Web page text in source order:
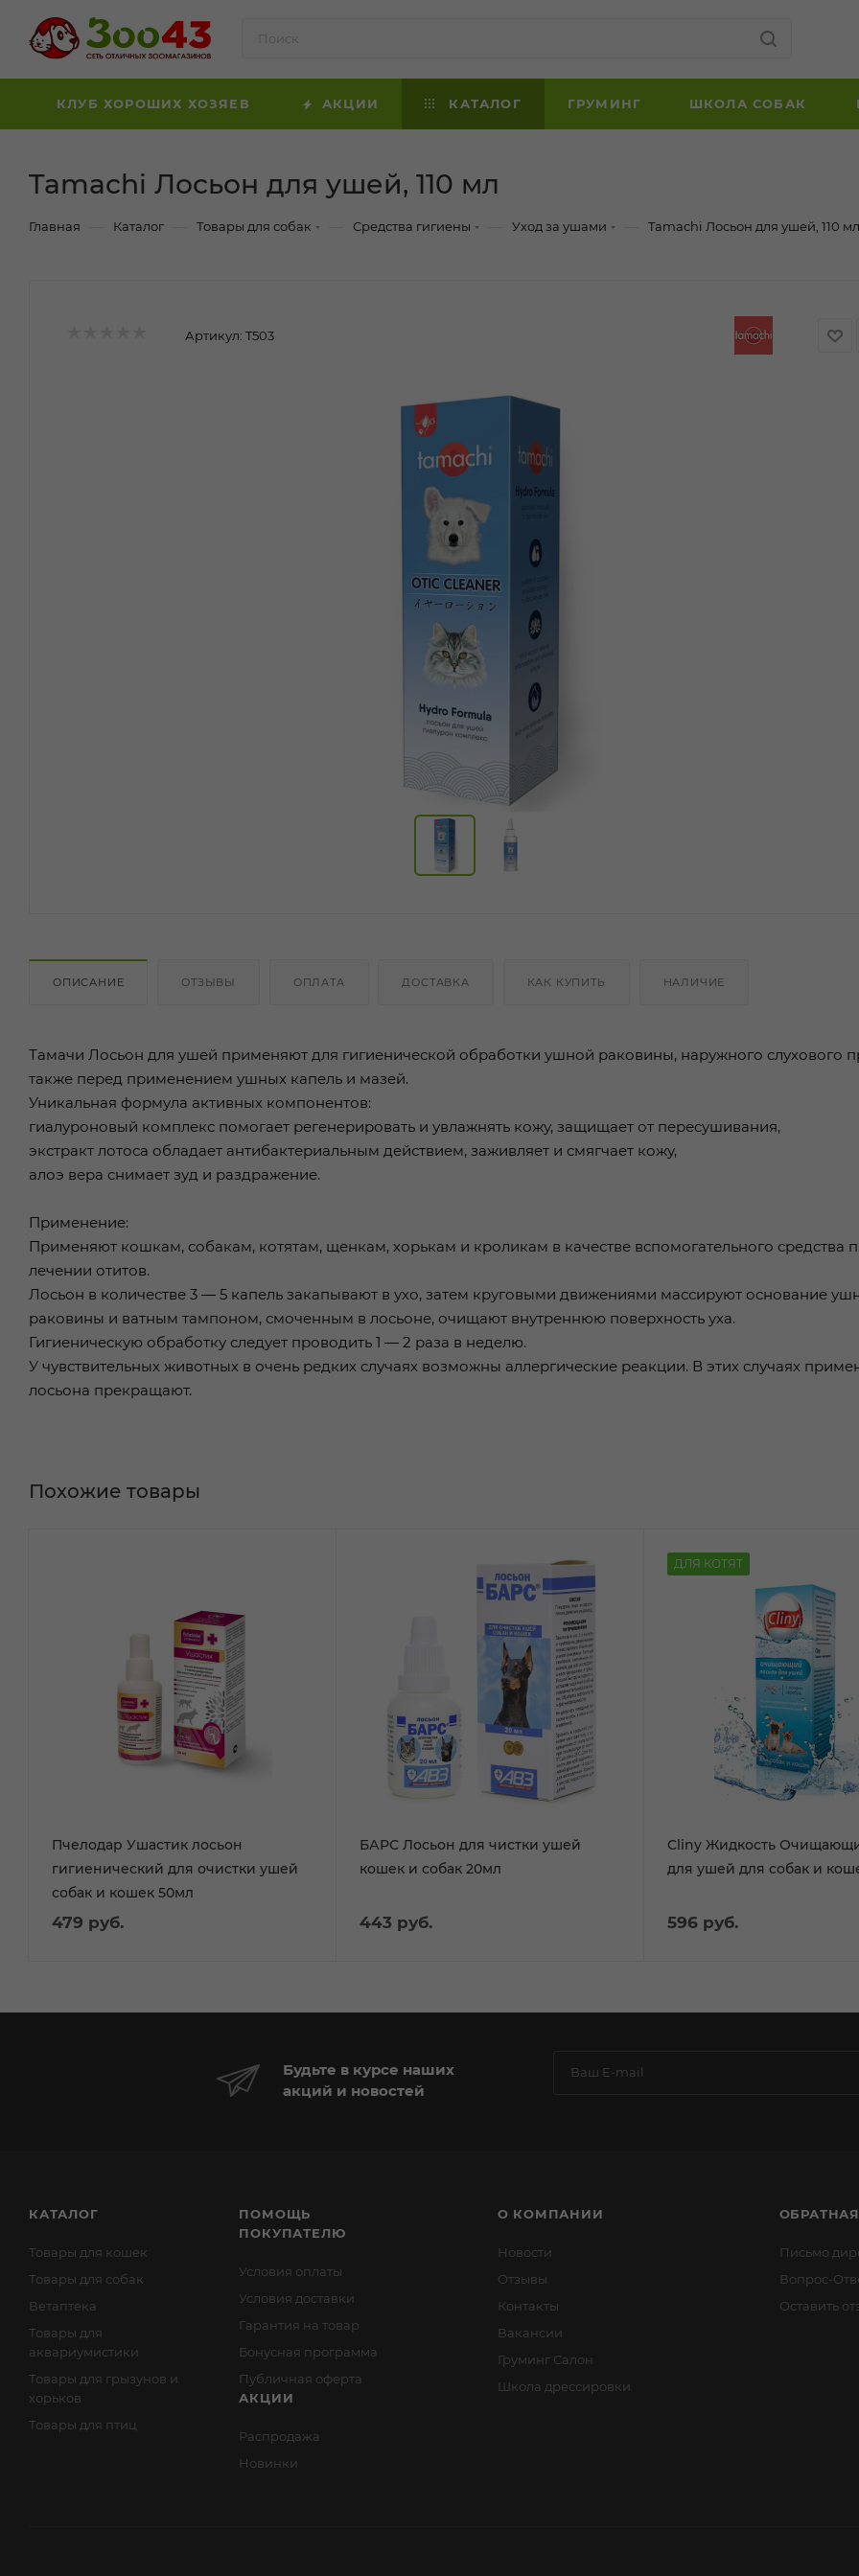
КЛУБ ХОРОШИХ ХОЗЯЕВ АКЦИИ КАТАЛОГ ГРУМИНГ ШКОЛА СОБАК
Tamachi Лосьон для ушей, 110 мл
Главная Каталог Товары для собак Средства гигиены Уход за ушами Tamachi Лосьон для ушей, 110 мл
Артикул: T503
ОПИСАНИЕ ОТЗЫВЫ ОПЛАТА ДОСТАВКА КАК КУПИТЬ НАЛИЧИЕ
Тамачи Лосьон для ушей применяют для гигиенической обработки ушной раковины, наружного слухового
также перед применением ушных капель и мазей.
Уникальная формула активных компонентов:
гиалуроновый комплекс помогает регенерировать и увлажнять кожу, защищает от пересушивания,
экстракт лотоса обладает антибактериальным действием, заживляет и смягчает кожу,
алоэ вера снимает зуд и раздражение.
Применение:
Применяют кошкам, собакам, котятам, щенкам, хорькам и кроликам в качестве вспомогательного средства
лечении отитов.
Лосьон в количестве 3 — 5 капель закапывают в ухо, затем круговыми движениями массируют основание
раковины и ватным тампоном, смоченным в лосьоне, очищают внутреннюю поверхность уха.
Гигиеническую обработку следует проводить 1 — 2 раза в неделю.
У чувствительных животных в очень редких случаях возможны аллергические реакции. В этих случаях
лосьона прекращают.
Пчелодар Ушастик лосьон
гигиенический для очистки ушей
собак и кошек 50мл
479 руб.
БАРС Лосьон для чистки ушей
кошек и собак 20мл
443 руб.
ДЛЯ КОТЯТ
Cliny Жидкость
для ушей для собак и
596 руб.
Похожие товары
Будьте в курсе наших
акций и новостей
КАТАЛОГ
Товары для кошек
Товары для собак
Ветаптека
Товары для
аквариумистики
Товары для грызунов и
хорьков
Товары для птиц
ПОМОЩЬ
ПОКУПАТЕЛЮ
Условия оплаты
Условия доставки
Гарантия на товар
Бонусная программа
Публичная оферта
АКЦИИ
Распродажа
Новинки
О КОМПАНИИ
Новости
Отзывы
Контакты
Вакансии
Груминг Салон
Школа дрессировки
Письмо
Вопрос-
Оставить